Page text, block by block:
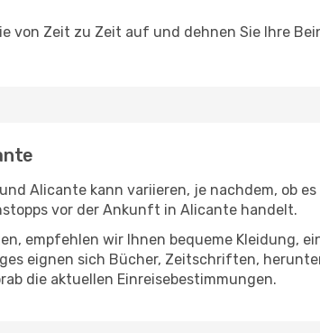
von Zeit zu Zeit auf und dehnen Sie Ihre
Alicante kann variieren, je nachdem, ob
vor der Ankunft in Alicante handelt.
empfehlen wir Ihnen bequeme Kleidung,
eignen sich Bücher, Zeitschriften,
die aktuellen Einreisebestimmungen.